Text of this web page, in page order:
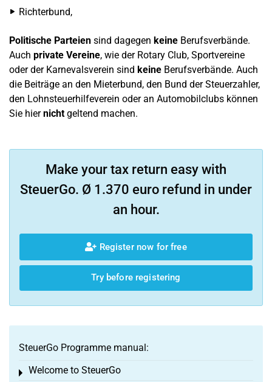
Richterbund,
Politische Parteien sind dagegen keine Berufsverbände.
Auch private Vereine, wie der Rotary Club, Sportvereine
oder der Karnevalsverein sind keine Berufsverbände. Auch
die Beiträge an den Mieterbund, den Bund der Steuerzahler,
den Lohnsteuerhilfeverein oder an Automobilclubs können
Sie hiernichtgeltend machen.
Make your tax return easy with
SteuerGo. Ø 1.370 euro refund in under
an hour.
Register now for free
Try before registering
SteuerGo Programme manual:
Welcome to SteuerGo
Toggle menu